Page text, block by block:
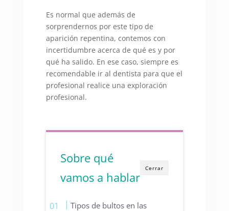
Es normal que además de
sorprendernos por este tipo de
aparición repentina, contemos con
incertidumbre acerca de qué es y por
qué ha salido. En ese caso, siempre es
recomendable ir al dentista para que el
profesional realice una exploración
profesional.
Cerrar
Sobre qué
vamos a hablar
Tipos de bultos en las